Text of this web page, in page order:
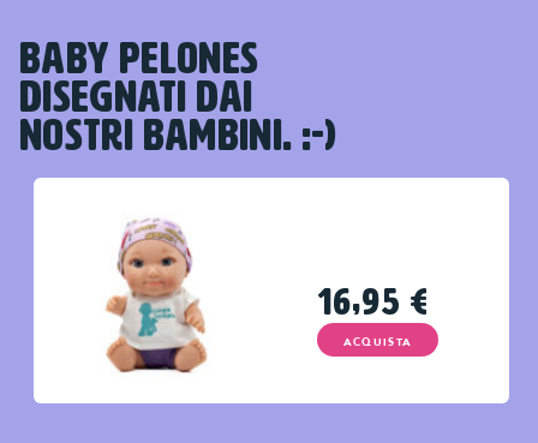
BABY PELONES
DISEGNATI DAI
NOSTRI BAMBINI. :-)
16,95 €
ACQUISTA